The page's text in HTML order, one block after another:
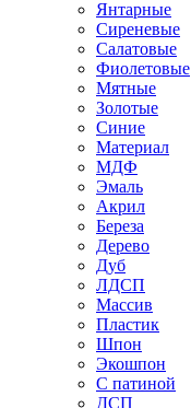
Янтарные
Сиреневые
Салатовые
Фиолетовые
Мятные
Золотые
Синие
Материал
МДФ
Эмаль
Акрил
Береза
Дерево
Дуб
ЛДСП
Массив
Пластик
Шпон
Экошпон
С патиной
ДСП